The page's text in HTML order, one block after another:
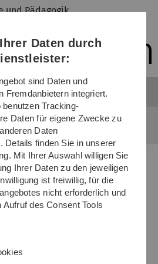
Direkt
Direkt
Direkt
(Sprache,
Drucken,
Media)
Direkt
Direkt
und Pädagogik
dem Institut für
Pädagogik
Daten durch
sind Daten und
Fremdanbietern integriert.
benutzen Tracking-
Daten für eigene Zwecke zu
Daten
Details finden Sie in unserer
Mit Ihrer Auswahl willigen Sie
Ihrer Daten zu den jeweiligen
ist freiwillig, für die
nicht erforderlich und
des Consent Tools